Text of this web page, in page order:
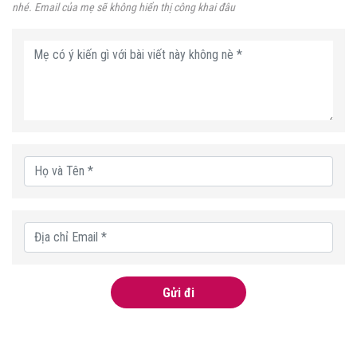
nhé. Email của mẹ sẽ không hiển thị công khai đâu
Gửi đi